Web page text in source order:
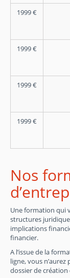
1999€
1999€
1999€
1999€
Nos
Une formation qui
structures
implications
financier.
A l’issue de la
ligne, vous
dossier de création